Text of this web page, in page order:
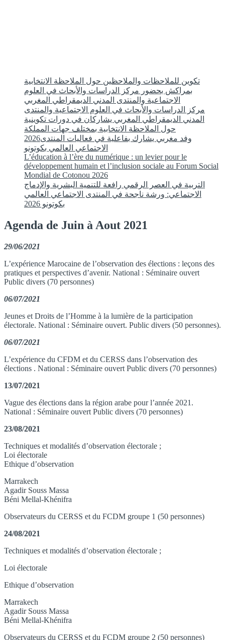
تكوين للملاحظات والملاحظين حول الملاحظة الانتخابية
بمراكش بحضور مركز الدراسات والأبحاث في العلوم
الاجتماعية والمنتدى المدني الديمقراطي المغربي
مركز الدراسات والأبحاث في العلوم الاجتماعية والمنتدى
المدني الديمقراطي المغربي يشاركان في دورات تكوينية
حول الملاحظة الانتخابية بمختلف جهات المملكة
2026وفد مغربي يشارك بفاعلية في فعاليات المنتدى
الاجتماعي العالمي بكوتونو
L’éducation à l’ère du numérique : un levier pour le
développement humain et l’inclusion sociale au Forum Social
Mondial de Cotonou 2026
التربية في العصر الرقمي رافعة للتنمية البشرية والإدماج
الاجتماعي: ورشة ناجحة في المنتدى الاجتماعي العالمي
بكوتونو 2026
Agenda de Juin à Aout 2021
29/06/2021
L’expérience Marocaine de l’observation des élections : leçons des
pratiques et perspectives d’avenir. National : Séminaire ouvert
Public divers (70 personnes)
06/07/2021
Jeunes et Droits de l’Homme à la lumière de la participation
électorale. National : Séminaire ouvert. Public divers (50 personnes).
06/07/2021
L’expérience du CFDM et du CERSS dans l’observation des
élections . National : Séminaire ouvert Public divers (70 personnes)
13/07/2021
Vague des élections dans la région arabe pour l’année 2021.
National : Séminaire ouvert Public divers (70 personnes)
23/08/2021
Techniques et modalités d’observation électorale ;
Loi électorale
Ethique d’observation
Marrakech
Agadir Souss Massa
Béni Mellal-Khénifra
Observateurs du CERSS et du FCDM groupe 1 (50 personnes)
24/08/2021
Techniques et modalités d’observation électorale ;
Loi électorale
Ethique d’observation
Marrakech
Agadir Souss Massa
Béni Mellal-Khénifra
Observateurs du CERSS et du FCDM groupe 2 (50 personnes)